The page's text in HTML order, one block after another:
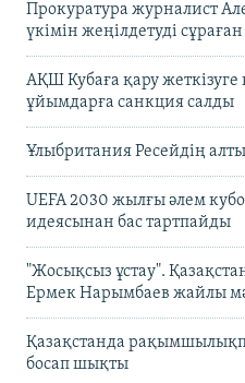
Прокуратура журналист
үкімін жеңілдетуді сұраған
АҚШ Кубаға қару
ұйымдарға санкция салды
Ұлыбритания Ресейдің
UEFA 2030 жылғы әлем
идеясынан бас тартпайды
"Жосықсыз ұстау".
Ермек Нарымбаев жайлы
Қазақстанда
босап шықты